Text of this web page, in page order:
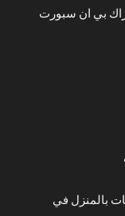
بي ان سبورت
بالمنزل في